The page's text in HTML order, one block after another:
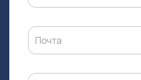
Почта